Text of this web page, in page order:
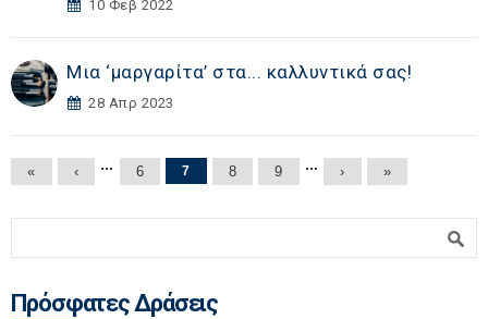
10 Φεβ 2022
Μια ‘μαργαρίτα’ στα... καλλυντικά σας!
28 Απρ 2023
Σελίδες
« ‹ … 6 7 8 9 … › »
Πρόσφατες Δράσεις